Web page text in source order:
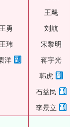
王勇
王玮
洋
王飚
刘航
宋黎明
蒋宇光
韩虎
石益民
李景立